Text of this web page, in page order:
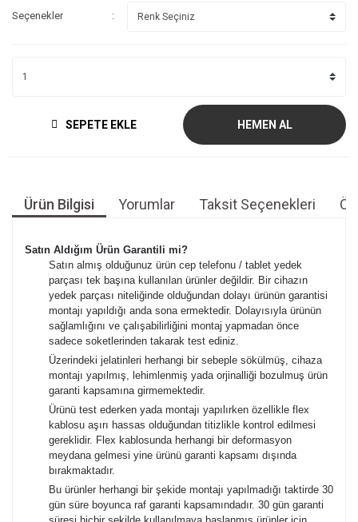
Seçenekler
SEPETE EKLE HEMEN AL
Ürün Bilgisi Yorumlar Taksit Seçenekleri
Satın Aldığım Ürün Garantili mi?
Satın almış olduğunuz ürün cep telefonu / tablet yedek
parçası tek başına kullanılan ürünler değildir. Bir cihazın
yedek parçası niteliğinde olduğundan dolayı ürünün garantisi
montajı yapıldığı anda sona ermektedir. Dolayısıyla ürünün
sağlamlığını ve çalışabilirliğini montaj yapmadan önce
sadece soketlerinden takarak test ediniz.
Üzerindeki jelatinleri herhangi bir sebeple sökülmüş, cihaza
montajı yapılmış, lehimlenmiş yada orjinalliği bozulmuş ürün
garanti kapsamına girmemektedir.
Ürünü test ederken yada montajı yapılırken özellikle flex
kablosu aşırı hassas olduğundan titizlikle kontrol edilmesi
gereklidir. Flex kablosunda herhangi bir deformasyon
meydana gelmesi yine ürünü garanti kapsamı dışında
bırakmaktadır.
Bu ürünler herhangi bir şekide montajı yapılmadığı taktirde 30
gün süre boyunca raf garanti kapsamındadır. 30 gün garanti